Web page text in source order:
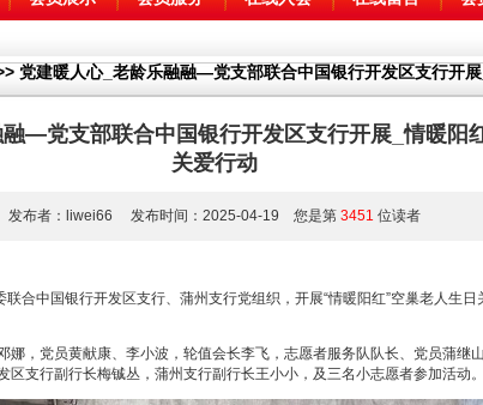
党建暖人心_老龄乐融融—党支部联合中国银行开发区支行开
—党支部联合中国银行开发区支行开展_情暖阳
关爱行动
发布者：liwei66 发布时间：2025-04-19 您是第 3451 位读者
合中国银行开发区支行、蒲州支行党组织，开展“情暖阳红”空巢老人生
娜，党员黄献康、李小波，轮值会长李飞，志愿者服务队队长、党员蒲继
区支行副行长梅铖丛，蒲州支行副行长王小小，及三名小志愿者参加活动。